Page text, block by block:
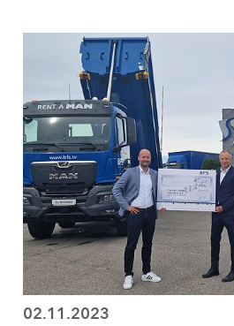
02.11.2023